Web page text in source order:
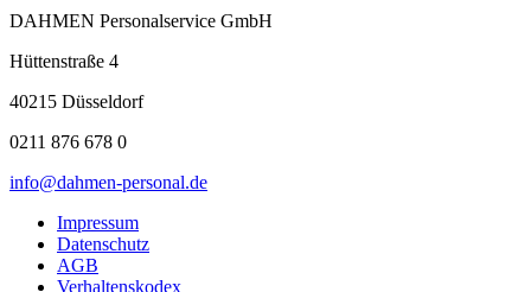
DAHMEN Personalservice GmbH
Hüttenstraße 4
40215 Düsseldorf
0211 876 678 0
info@dahmen-personal.de
Impressum
Datenschutz
AGB
Verhaltenskodex